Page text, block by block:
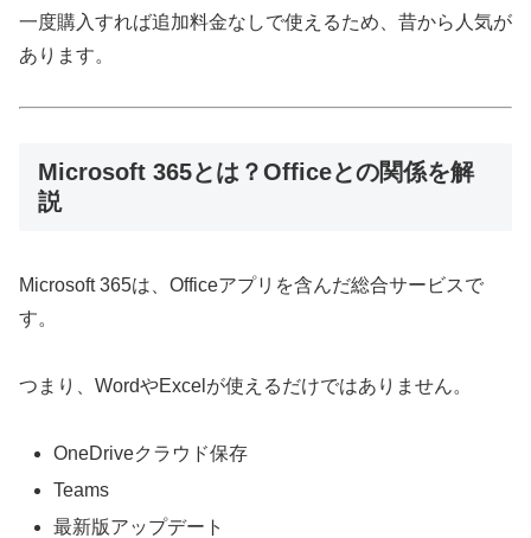
一度購入すれば追加料金なしで使えるため、昔から人気が
あります。
Microsoft 365とは？Officeとの関係を解
説
Microsoft 365は、Officeアプリを含んだ総合サービスで
す。
つまり、WordやExcelが使えるだけではありません。
OneDriveクラウド保存
Teams
最新版アップデート